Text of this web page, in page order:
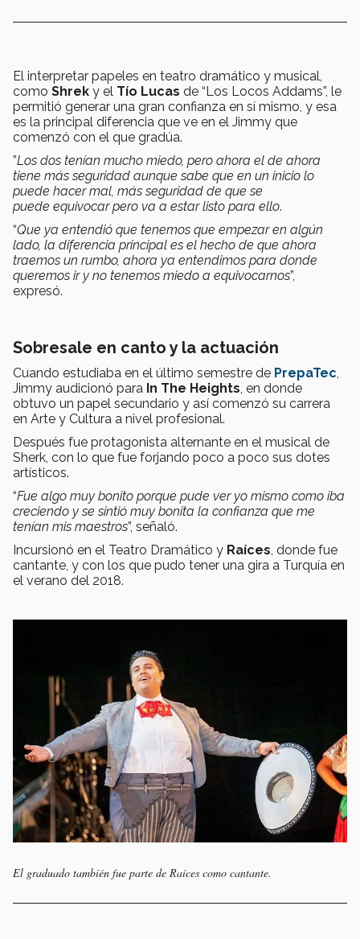
El interpretar papeles en teatro dramático y musical,
como Shrek y el Tío Lucas de “Los Locos Addams”, le
permitió generar una gran confianza en sí mismo, y esa
es la principal diferencia que ve en el Jimmy que
comenzó con el que gradúa.
”Los dos tenían mucho miedo, pero ahora el de ahora
tiene más seguridad aunque sabe que en un inicio lo
puede hacer mal, más seguridad de que se
puede equivocar pero va a estar listo para ello.
“Que ya entendió que tenemos que empezar en algún
lado, la diferencia principal es el hecho de que ahora
traemos un rumbo, ahora ya entendimos para donde
queremos ir y no tenemos miedo a equivocarnos”,
expresó.
Sobresale en canto y la actuación
Cuando estudiaba en el último semestre de PrepaTec
Jimmy audicionó para In The Heights , en donde
obtuvo un papel secundario y así comenzó su carrera
en Arte y Cultura a nivel profesional.
Después fue protagonista alternante en el musical de
Sherk, con lo que fue forjando poco a poco sus dotes
artísticos.
“Fue algo muy bonito porque pude ver yo mismo como iba
creciendo y se sintió muy bonita la confianza que me
tenían mis maestros”, señaló.
Incursionó en el Teatro Dramático y Raíces , donde fue
cantante, y con los que pudo tener una gira a Turquía en
el verano del 2018.
El graduado también fue parte de Raíces como cantante.